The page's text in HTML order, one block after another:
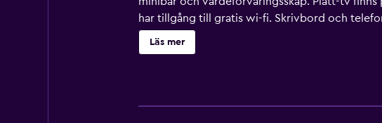
har tillgång till gratis wi-fi. Skrivbord och
Fritidsaktiviteterna nedan finns antingen
Läs mer